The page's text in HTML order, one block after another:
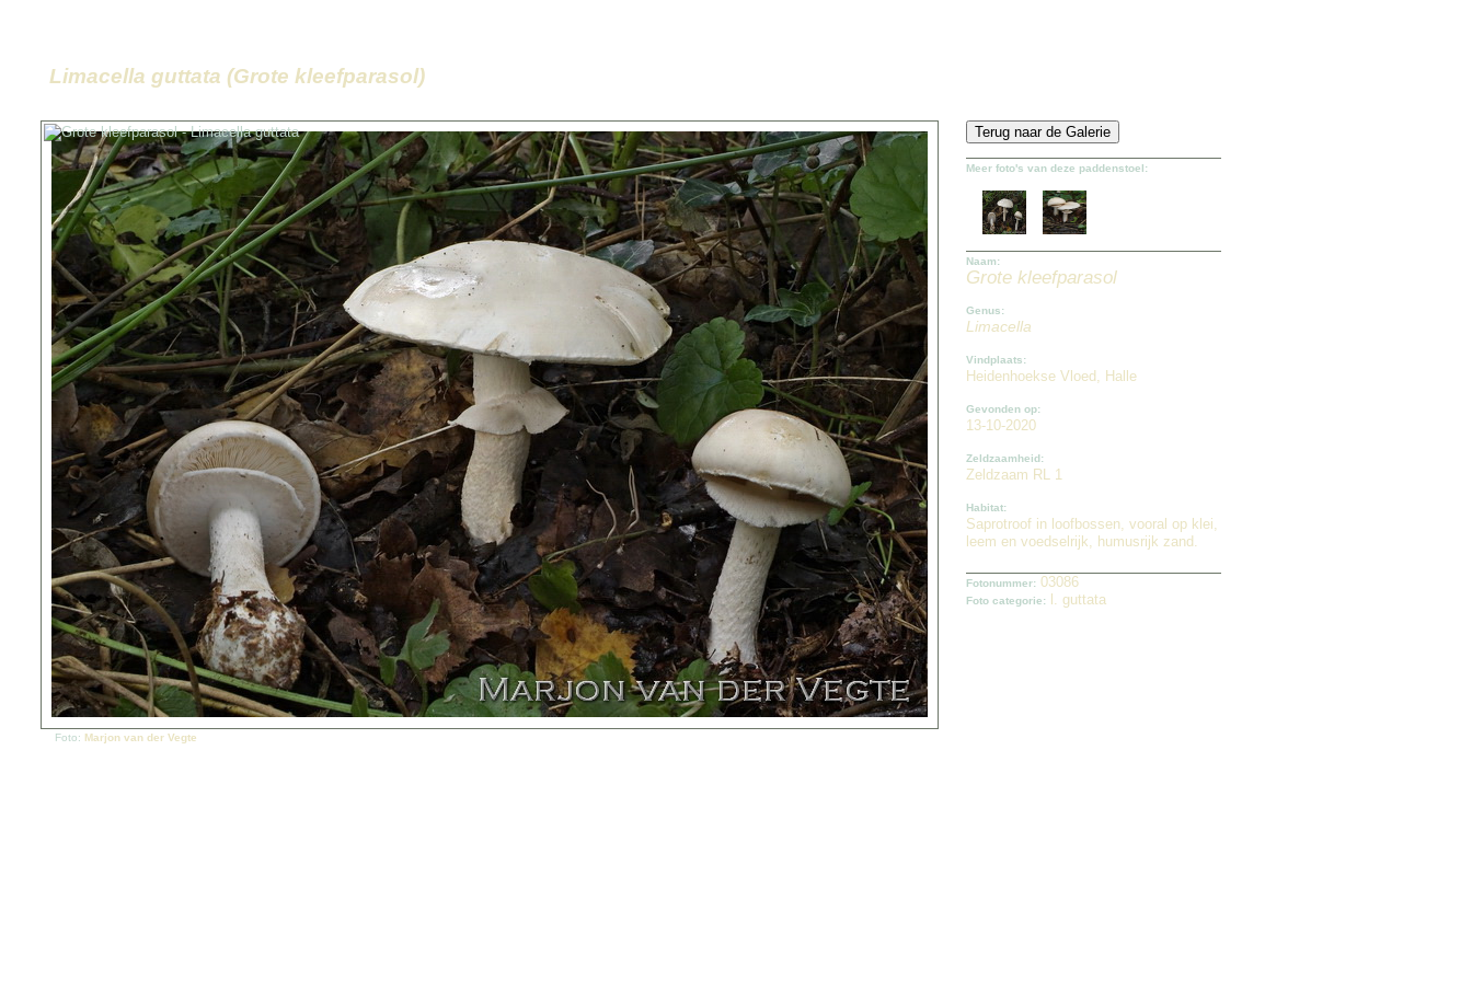
Limacella guttata (Grote kleefparasol)
Foto: Marjon van der Vegte
Meer foto's van deze paddenstoel:
Naam:
Grote kleefparasol
Genus:
Limacella
Vindplaats:
Heidenhoekse Vloed, Halle
Gevonden op:
13-10-2020
Zeldzaamheid:
Zeldzaam RL 1
Habitat:
Saprotroof in loofbossen, vooral op klei,
leem en voedselrijk, humusrijk zand.
Fotonummer: 03086
Foto categorie: l. guttata